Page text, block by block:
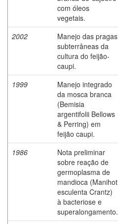
com óleos
vegetais.
2002
Manejo das pragas
subterrâneas da
cultura do feijão-
caupi.
1999
Manejo integrado
da mosca branca
(Bemisia
argentifolii Bellows
& Perring) em
feijão caupi.
1986
Nota preliminar
sobre reação de
germoplasma de
mandioca (Manihot
esculenta Crantz)
à bacteriose e
superalongamento.